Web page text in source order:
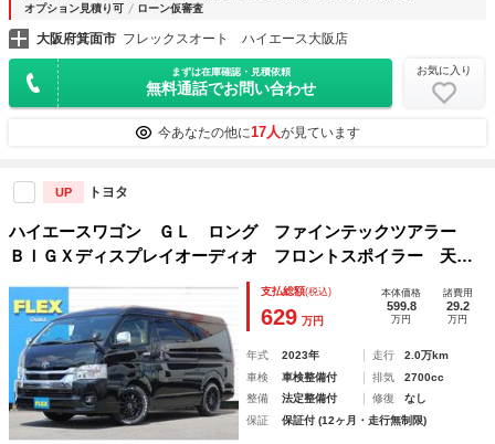
オプション見積り可
ローン仮審査
大阪府箕面市 フレックスオート ハイエース大阪店
まずは在庫確認・見積依頼
無料通話でお問い合わせ
お気に入り
今あなたの他に17人が見ています
UP トヨタ
ハイエースワゴン ＧＬ ロング ファインテックツアラー
ＢＩＧＸディスプレイオーディオ フロントスポイラー 天井
スピーカー 全席シートカバー 艶有木目インテリアパネル
艶有木目ステアリング 艶有木目シフトノブ オリジナル Ｄ
ｅｌｆ０６ホイル ナスカータイヤ
支払総額(税込)
629 万円
本体価格
599.8
万円
諸費用
29.2
万円
年式 2023年 走行
2.0万km
車検
車検整備付 排気
2700cc
整備
法定整備付 修復
なし
保証
保証付 (12ヶ月・走行無制限)